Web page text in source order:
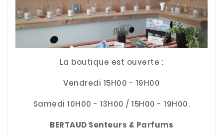
La boutique est ouverte :
Vendredi 15H00 - 19H00
Samedi 10H00 - 13H00 / 15H00 - 19H00.
BERTAUD Senteurs & Parfums